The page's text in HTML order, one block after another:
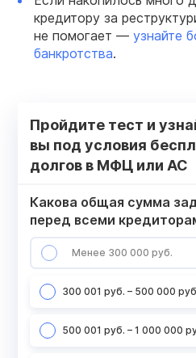
кредитору за
не помогает — узнайте
банкротства.
Пройдите тест и
вы под условия
долгов в МФЦ или АС
Какова общая сумма
перед всеми
Менее 300 000 руб.
300 001 руб. – 500 000
500 001 руб. – 1 000 000